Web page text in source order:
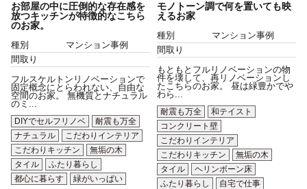
お部屋の中に圧倒的な存在感を
放つキッチンが特徴的なこちら
のお家。
種別
マンション事例
間取り
フルスケルトンリノベーションで
固定概念にとらわれない、自由な
空間のお家。 無機質とナチュラル
のミ...
DIYでセルフリノベ
耐震も万全
ナチュラル
こだわりインテリア
こだわりキッチン
無垢の木
タイル
ふたり暮らし
都心に暮らす
緑がいっぱい
モノトーン調で何を置いても映
えるお家
種別
マンション事例
間取り
もともとフルリノベーションの物
件を壊して、再リノベーションし
たこちらのお家。 昼は緑豊かでや
わら...
耐震も万全
和テイスト
コンクリート壁
こだわりインテリア
こだわりキッチン
無垢の木
タイル
ヘリンボーン床
ふたり暮らし
自宅で仕事